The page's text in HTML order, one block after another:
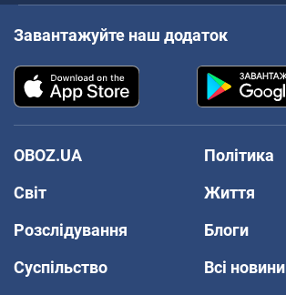
Завантажуйте наш додаток
OBOZ.UA
Політика
Світ
Життя
Розслідування
Блоги
Суспільство
Всі новини